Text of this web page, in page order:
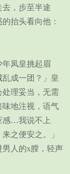
去，步至半途
抬头看向他：
凤皇挑起眉
成一团？」皇
理妥当，无需
地注视，语气
感…我说不上
之便安之。」
人的x膛，轻声